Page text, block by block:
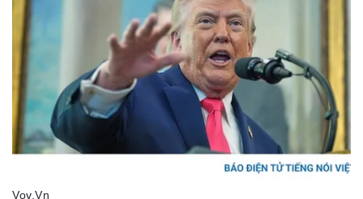
Thể thao
Bóng đá
Lịch thi đấu bóng đá
Thế giới thể thao
eSports
Hậu trường
Ô tô - Xe máy
Ô tô
Xe máy
Tư vấn